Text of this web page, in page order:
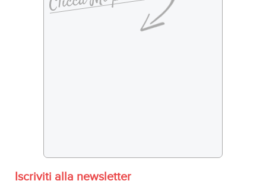
Iscriviti alla newsletter